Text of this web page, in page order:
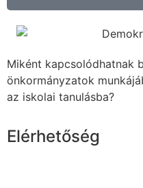
Miként kapcsolódhatnak
önkormányzatok
az iskolai tanulásba?
Elérhetőség